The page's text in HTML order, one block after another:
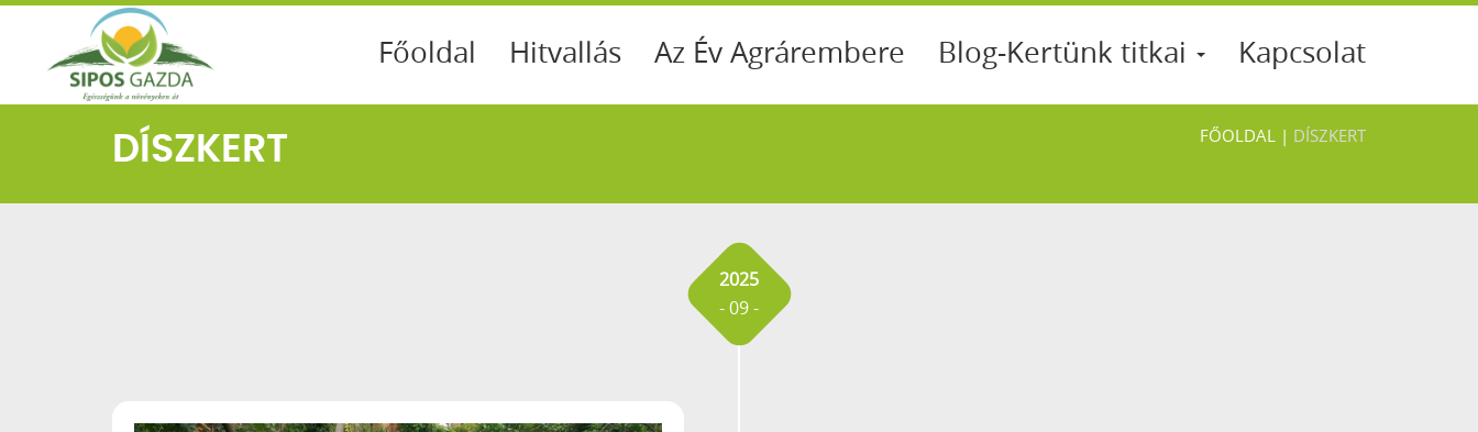
Főoldal Hitvallás Az Év Agrárembere Blog-Kertünk titkai Kapcsolat
DÍSZKERT FŐOLDAL | DÍSZKERT
2025
- 09 -